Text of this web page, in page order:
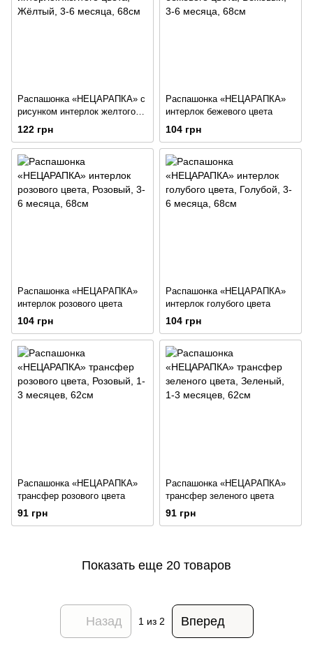
Распашонка «НЕЦАРАПКА» с
рисунком интерлок желтого
цвета
122 грн
Распашонка «НЕЦАРАПКА»
интерлок бежевого цвета
104 грн
Распашонка «НЕЦАРАПКА»
интерлок розового цвета
104 грн
Распашонка «НЕЦАРАПКА»
интерлок голубого цвета
104 грн
Распашонка «НЕЦАРАПКА»
трансфер розового цвета
91 грн
Распашонка «НЕЦАРАПКА»
трансфер зеленого цвета
91 грн
Показать еще 20 товаров
Назад 1 из 2 Вперед